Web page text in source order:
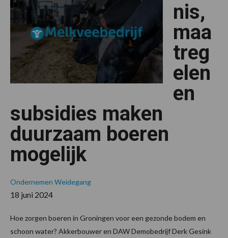
nis,
maa
treg
elen
en
subsidies maken
duurzaam boeren
mogelijk
Ondernemen Weidegang
18 juni 2024
Hoe zorgen boeren in Groningen voor een gezonde bodem en
schoon water? Akkerbouwer en DAW Demobedrijf Derk Gesink